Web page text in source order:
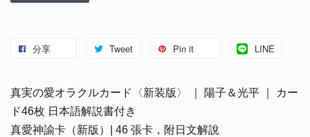
分享 Tweet Pin it LINE
真実の愛オラクルカード〈新装版〉 ｜ 陽子＆光平 ｜ カー
ド46枚 日本語解説書付き
真愛神諭卡（新版）| 46 張卡，附日文解說